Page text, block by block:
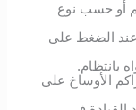
الفرامل كل 10,000 كم أو حسب نوع
الضغط على
بانتظام.
الأوساخ على